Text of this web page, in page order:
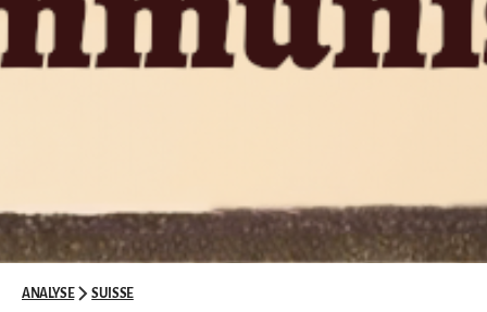
ANALYSE SUISSE